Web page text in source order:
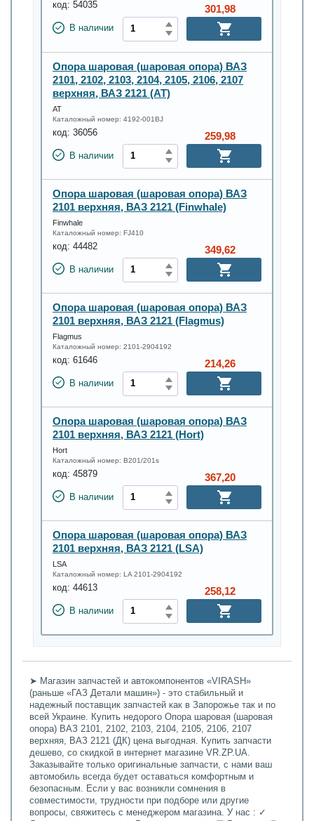
код: 54035
В наличии
301,98
Опора шаровая (шаровая опора) ВАЗ
2101, 2102, 2103, 2104, 2105, 2106, 2107
верхняя, ВАЗ 2121 (АТ)
АТ
Каталожный номер: 4192-001BJ
код: 36056
В наличии
259,98
Опора шаровая (шаровая опора) ВАЗ
2101 верхняя, ВАЗ 2121 (Finwhale)
Finwhale
Каталожный номер: FJ410
код: 44482
В наличии
349,62
Опора шаровая (шаровая опора) ВАЗ
2101 верхняя, ВАЗ 2121 (Flagmus)
Flagmus
Каталожный номер: 2101-2904192
код: 61646
В наличии
214,26
Опора шаровая (шаровая опора) ВАЗ
2101 верхняя, ВАЗ 2121 (Hort)
Hort
Каталожный номер: B201/201s
код: 45879
В наличии
367,20
Опора шаровая (шаровая опора) ВАЗ
2101 верхняя, ВАЗ 2121 (LSA)
LSA
Каталожный номер: LA 2101-2904192
код: 44613
В наличии
258,12
➤ Магазин запчастей и автокомпонентов «VIRASH»
(раньше «ГАЗ Детали машин») - это стабильный и
надежный поставщик запчастей как в Запорожье так и по
всей Украине. Купить недорого Опора шаровая (шаровая
опора) ВАЗ 2101, 2102, 2103, 2104, 2105, 2106, 2107
верхняя, ВАЗ 2121 (ДК) цена выгодная. Купить запчасти
дешево, со скидкой в интернет магазине VR.ZP.UA.
Заказывайте только оригинальные запчасти, с нами ваш
автомобиль всегда будет оставаться комфортным и
безопасным. Если у вас возникли сомнения в
совместимости, трудности при подборе или другие
вопросы, свяжитесь с менеджером магазина. У нас : ✓